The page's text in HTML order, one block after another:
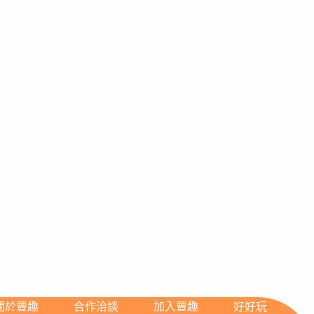
於豐趣 合作洽談 加入豐趣 好好玩